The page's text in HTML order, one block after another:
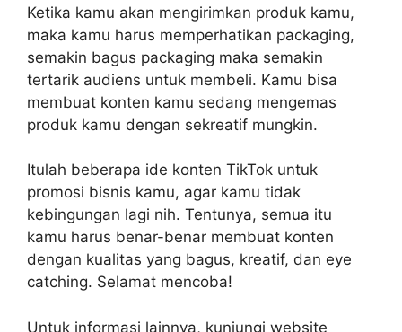
Ketika kamu akan mengirimkan produk kamu,
maka kamu harus memperhatikan packaging,
semakin bagus packaging maka semakin
tertarik audiens untuk membeli. Kamu bisa
membuat konten kamu sedang mengemas
produk kamu dengan sekreatif mungkin.
Itulah beberapa ide konten TikTok untuk
promosi bisnis kamu, agar kamu tidak
kebingungan lagi nih. Tentunya, semua itu
kamu harus benar-benar membuat konten
dengan kualitas yang bagus, kreatif, dan eye
catching. Selamat mencoba!
Untuk informasi lainnya, kunjungi website